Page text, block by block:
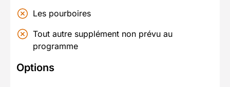
Les pourboires
Tout autre supplément non prévu au
programme
Options